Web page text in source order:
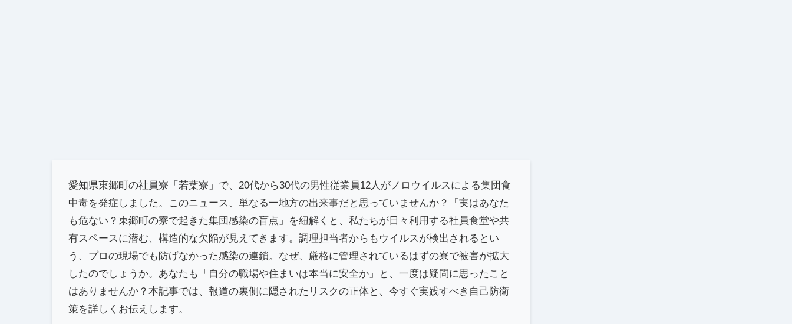
愛知県東郷町の社員寮「若葉寮」で、20代から30代の男性従業員12人がノロウイルスによる集団食
中毒を発症しました。このニュース、単なる一地方の出来事だと思っていませんか？「実はあなた
も危ない？東郷町の寮で起きた集団感染の盲点」を紐解くと、私たちが日々利用する社員食堂や共
有スペースに潜む、構造的な欠陥が見えてきます。調理担当者からもウイルスが検出されるとい
う、プロの現場でも防げなかった感染の連鎖。なぜ、厳格に管理されているはずの寮で被害が拡大
したのでしょうか。あなたも「自分の職場や住まいは本当に安全か」と、一度は疑問に思ったこと
はありませんか？本記事では、報道の裏側に隠されたリスクの正体と、今すぐ実践すべき自己防衛
策を詳しくお伝えします。